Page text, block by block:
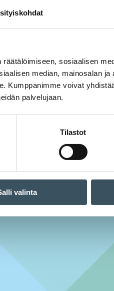
sosiaalisen
median, mainosalan ja
Kumppanimme voivat
palvelujaan.
Tilastot
valinta